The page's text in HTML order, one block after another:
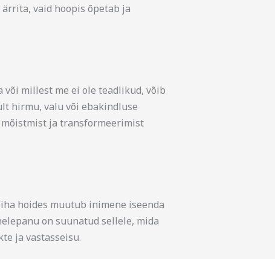
vaid hoopis õpetab ja
või millest me ei ole teadlikud, võib
hirmu, valu või ebakindluse
mõistmist ja transformeerimist
hoides muutub inimene iseenda
on suunatud sellele, mida
ja vastasseisu.